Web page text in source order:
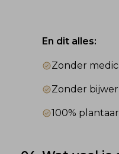
En dit alles:
Zonder
Zonder
100%